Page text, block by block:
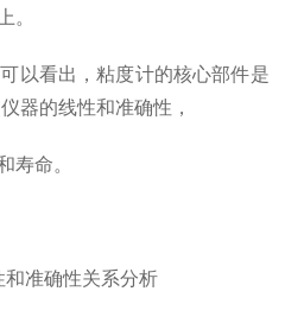
。
看出，粘度计的核心部件是
器的线性和准确性，
寿命。
准确性关系分析